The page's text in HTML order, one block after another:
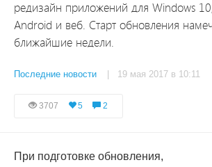
редизайн приложений для Windows
Android и веб. Старт обновления
ближайшие недели.
Последние новости | 19 мая 2017 в 10:11
3707 5 2
При подготовке обновления,